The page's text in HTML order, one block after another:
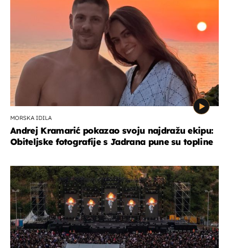
MORSKA IDILA
Andrej Kramarić pokazao svoju najdražu ekipu:
Obiteljske fotografije s Jadrana pune su topline